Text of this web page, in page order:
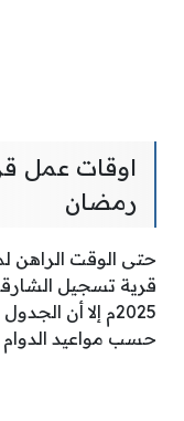
اوقات عمل
رمضان
حتى الوقت الراهن
2025م إلا أن
حسب مواعيد الدوام لعام 1445هـ